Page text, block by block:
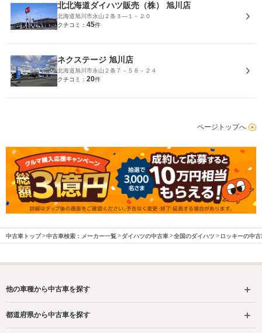
北北海道ダイハツ販売（株） 旭川店
北海道旭川市永山２条３―１－２０
クチコミ： 45件
ネクステージ 旭川店
北海道旭川市永山２条７－５８－２４
クチコミ： 20件
ページトップへ
中古車トップ 中古車検索：メーカー一覧 ダイハツの中古車 全国のダイハツ ロッキーの中古
他の車種から中古車を探す
都道府県から中古車を探す